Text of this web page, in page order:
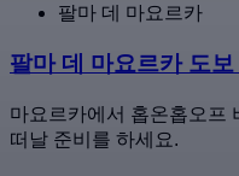
팔마 데 마요르카
팔마 데 마요르카 도보
마요르카에서 홉온홉오프
떠날 준비를 하세요.